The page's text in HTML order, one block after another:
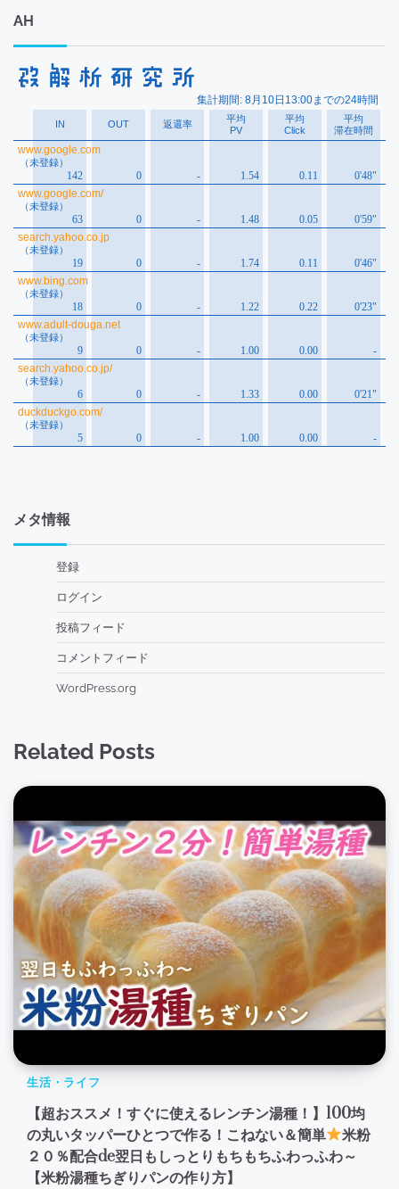
カ
イ
AH
メタ情報
登録
ログイン
投稿フィード
コメントフィード
WordPress.org
Related Posts
生活・ライフ
【超おススメ！すぐに使えるレンチン湯種！】100均
の丸いタッパーひとつで作る！こねない＆簡単
米粉
２０％配合de翌日もしっとりもちもちふわっふわ～
【米粉湯種ちぎりパンの作り方】